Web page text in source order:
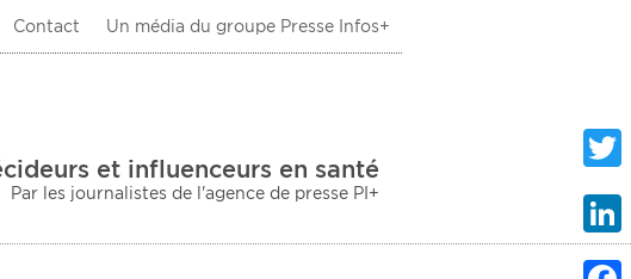
Contact Un média du groupe Presse Infos+
et influenceurs en santé
Par les journalistes de l'agence de presse PI+